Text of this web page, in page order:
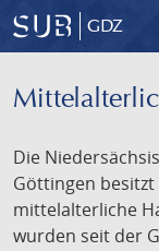
GDZ
Die
Göttingen
mittelalterliche
wurden seit der